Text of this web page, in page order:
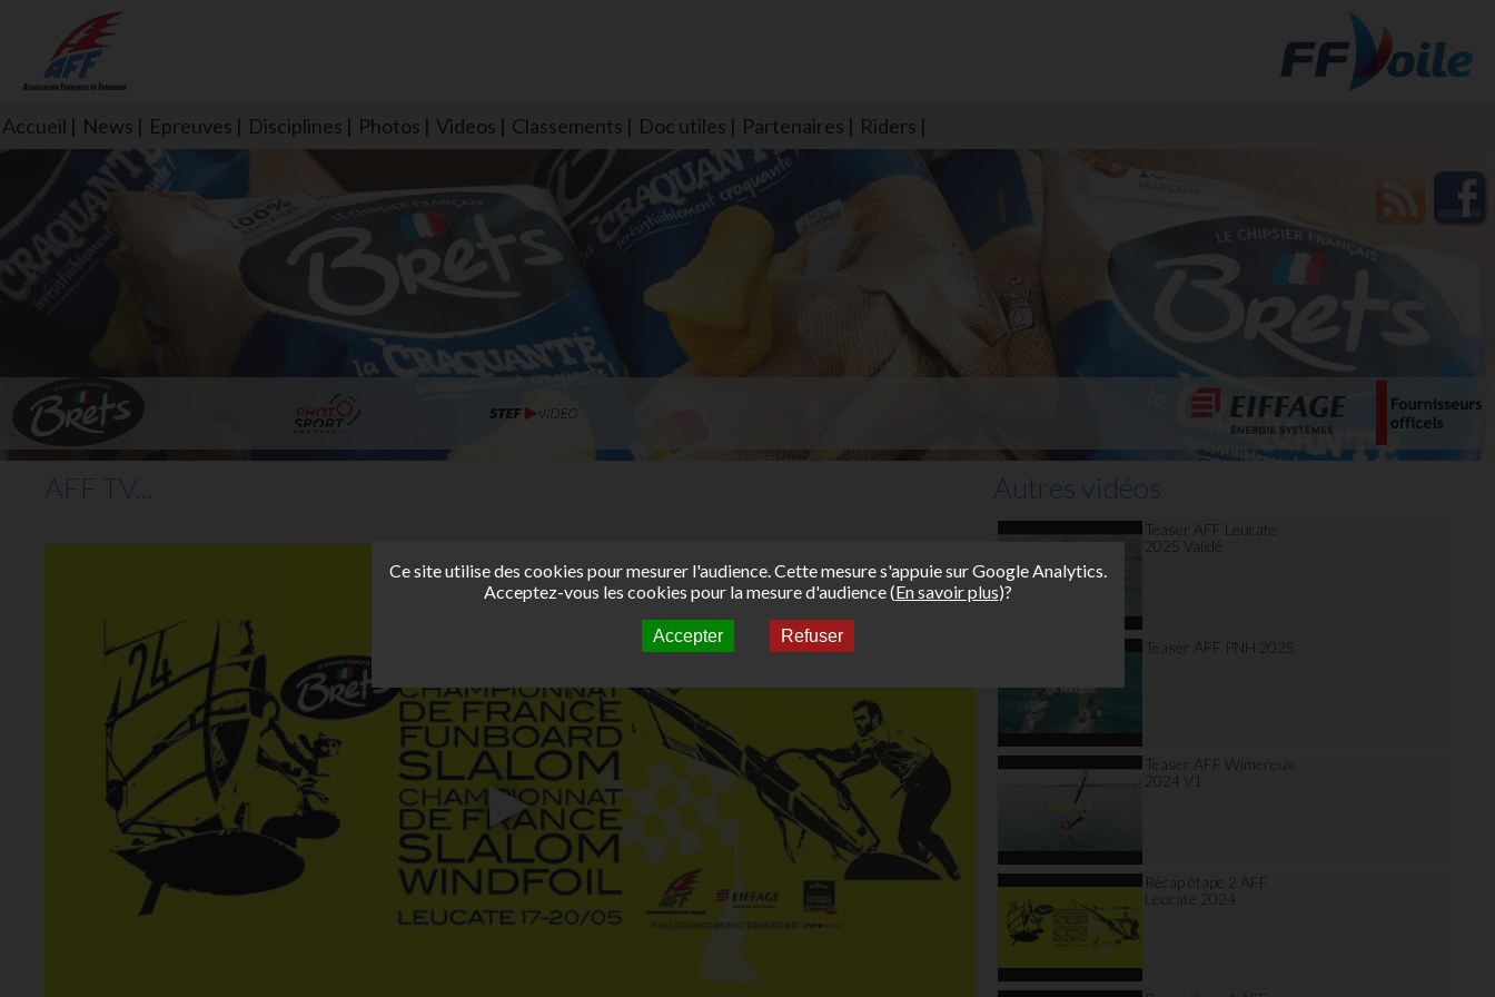
Accueil News Epreuves Disciplines Photos Videos Classements Doc utiles Partenaires Riders
L'aff soutient les SNS253 et SNS604 qui veillent sur nous pour que l'eau salée n'ait jamais le goût des
AFF TV... Autres vidéos
Teaser AFF Leucate
2025 Validé
Teaser AFF PNH 2025
Teaser AFF Wimereux
2024 V1
Récap étape 2 AFF
Leucate 2024
Ce site utilise des cookies pour mesurer l'audience. Cette mesure s'appuie sur Google Analytics.
Acceptez-vous les cookies pour la mesure d'audience (En savoir plus)?
Accepter Refuser